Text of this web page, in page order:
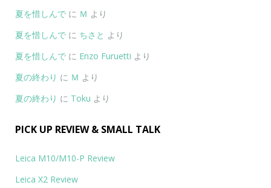
夏を惜しんで に Ｍ より
夏を惜しんで に ちさと より
夏を惜しんで に Enzo Furuetti より
夏の終わり に Ｍ より
夏の終わり に Toku より
PICK UP REVIEW & SMALL TALK
Leica M10/M10-P Review
Leica X2 Review